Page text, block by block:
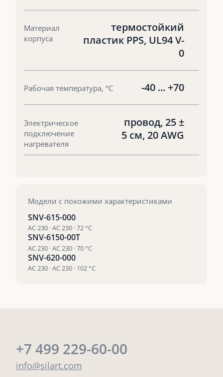
Материал
корпуса
термостойкий
пластик PPS, UL94 V-
0
Рабочая температура, °С -40 ... +70
Электрическое
подключение
нагревателя
провод, 25 ±
5 см, 20 AWG
Модели с похожими характеристиками
SNV-615-000
AC 230 · AC 230 · 72 °С
SNV-6150-00T
AC 230 · AC 230 · 70 °С
SNV-620-000
AC 230 · AC 230 · 102 °С
+7 499 229-60-00
info@silart.com